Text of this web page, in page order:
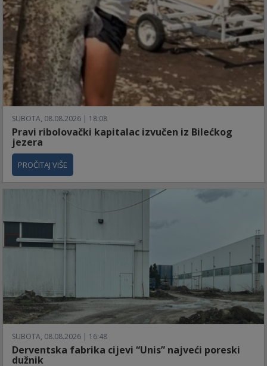
SUBOTA, 08.08.2026 | 18:08
Pravi ribolovački kapitalac izvučen iz Bilećkog
jezera
PROČITAJ VIŠE
SUBOTA, 08.08.2026 | 16:48
Derventska fabrika cijevi “Unis” najveći poreski
dužnik